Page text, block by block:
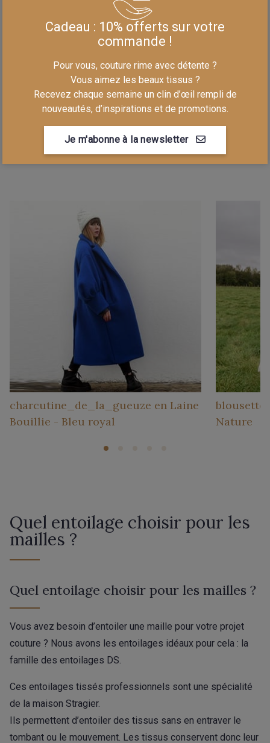
0000 0227
Mérinos 520gr - Uni
- Marine
99,90 €/m
0000 0225
Laine bouillie
Mérinos 520gr - Uni
- Cerise
99,90 €/m
2
charcutine_de_la_gueuze en Laine
Bouillie - Bleu royal
Nature
Quel entoilage choisir pour les
mailles ?
Quel entoilage choisir pour les mailles ?
Vous avez besoin d’entoiler une maille pour votre projet
couture ? Nous avons les entoilages idéaux pour cela : la
famille des entoilages DS.
Ces entoilages tissés professionnels sont une spécialité
de la maison Stragier.
Ils permettent d’entoiler des tissus sans en entraver le
tombant ou le mouvement. Les tissus conservent donc leur
Cadeau : 10% offerts sur votre
commande !
Pour vous, couture rime avec détente ?
Vous aimez les beaux tissus ?
Recevez chaque semaine un clin d’œil rempli de
nouveautés, d’inspirations et de promotions.
Je m'abonne à la newsletter